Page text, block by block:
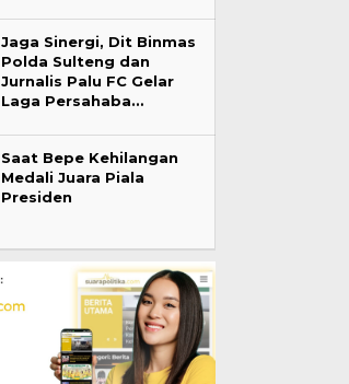
Jaga Sinergi, Dit Binmas
Polda Sulteng dan
Jurnalis Palu FC Gelar
Laga Persahaba…
Saat Bepe Kehilangan
Medali Juara Piala
Presiden